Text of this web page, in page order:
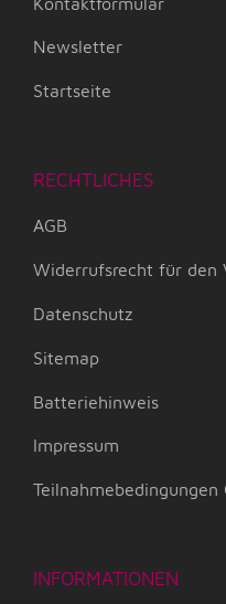
Newsletter
Startseite
RECHTLICHES
AGB
Widerrufsrecht für den
Datenschutz
Sitemap
Batteriehinweis
Impressum
Teilnahmebedingungen
INFORMATIONEN